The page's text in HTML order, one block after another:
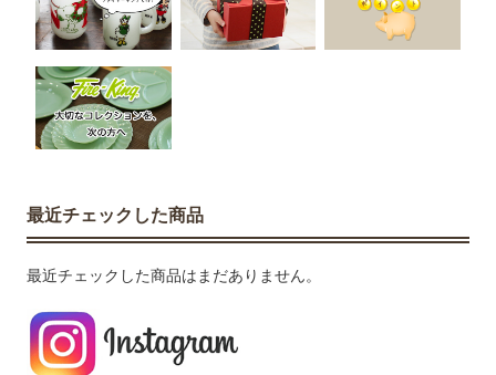
最近チェックした商品
最近チェックした商品はまだありません。